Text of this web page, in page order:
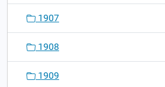
1907
1908
1909